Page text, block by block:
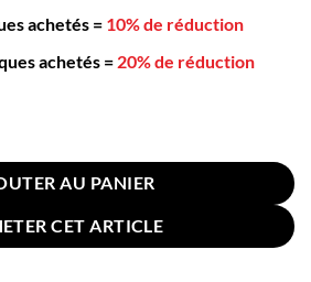
achetés = 10% de réduction
achetés = 20% de réduction
40x40cm Rouge
AU PANIER
CET ARTICLE